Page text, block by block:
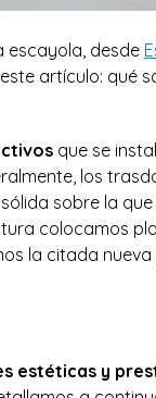
escayola, desde
artículo: qué
que se
los
sobre la
colocamos
la citada
estéticas y